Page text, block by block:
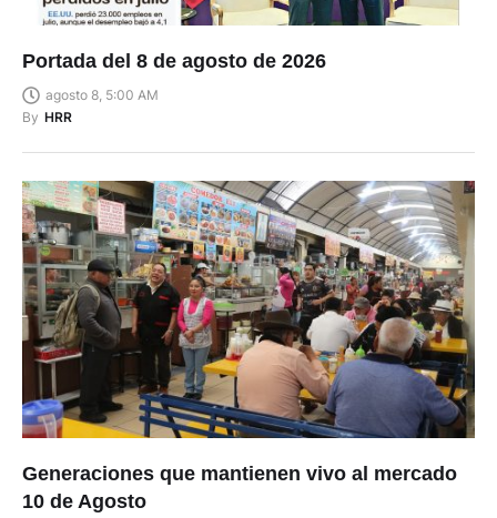
Portada del 8 de agosto de 2026
agosto 8, 5:00 AM
By HRR
Generaciones que mantienen vivo al mercado
10 de Agosto